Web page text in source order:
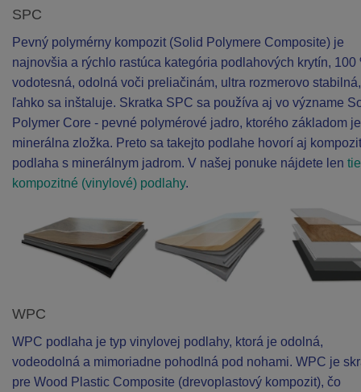
SPC
Pevný polymérny kompozit (Solid Polymere Composite) je
najnovšia a rýchlo rastúca kategória podlahových krytín, 100
vodotesná, odolná voči preliačinám, ultra rozmerovo stabilná,
ľahko sa inštaluje. Skratka SPC sa používa aj vo význame
Polymer Core - pevné polymérové jadro, ktorého základom je
minerálna zložka. Preto sa takejto podlahe hovorí aj
podlaha s minerálnym jadrom. V našej ponuke nájdete len
kompozitné (vinylové) podlahy.
WPC
WPC podlaha je typ vinylovej podlahy, ktorá je odolná,
vodeodolná a mimoriadne pohodlná pod nohami. WPC je
pre Wood Plastic Composite (drevoplastový kompozit), čo